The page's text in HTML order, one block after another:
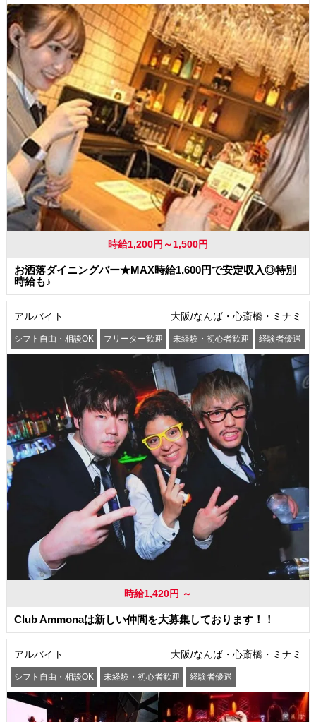
時給1,200円～1,500円
お洒落ダイニングバー★MAX時給1,600円で安定収入◎特別
時給も♪
アルバイト 大阪/なんば・心斎橋・ミナミ
シフト自由・相談OK フリーター歓迎 未経験・初心者歓迎 経験者優遇
時給1,420円 ～
Club Ammonaは新しい仲間を大募集しております！！
アルバイト 大阪/なんば・心斎橋・ミナミ
シフト自由・相談OK 未経験・初心者歓迎 経験者優遇
駅から徒歩5分以内 交通費支給 社員登用あり